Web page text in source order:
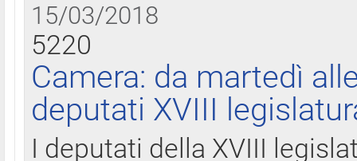
15/03/2018
5220
Camera: da martedì
deputati XVIII
I deputati della XVIII